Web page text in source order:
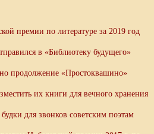
премии по литературе за 2019 год
в «Библиотеку будущего»
продолжение «Простоквашино»
их книги для вечного хранения
для звонков советским поэтам